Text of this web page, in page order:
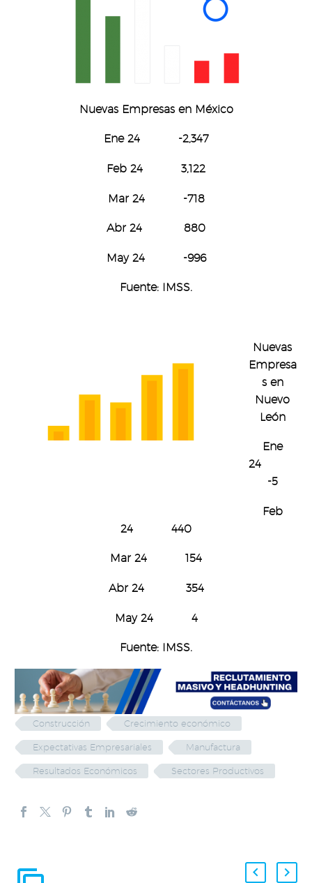
Nuevas Empresas en México
Ene 24 -2,347
Feb 24 3,122
Mar 24 -718
Abr 24 880
May 24 -996
Fuente: IMSS.
Nuevas
Empresa
s en
Nuevo
León
Ene
24
-5
Feb
24 440
Mar 24 154
Abr 24 354
May 24 4
Fuente: IMSS.
Construcción Crecimiento económico
Expectativas Empresariales Manufactura
Resultados Económicos Sectores Productivos